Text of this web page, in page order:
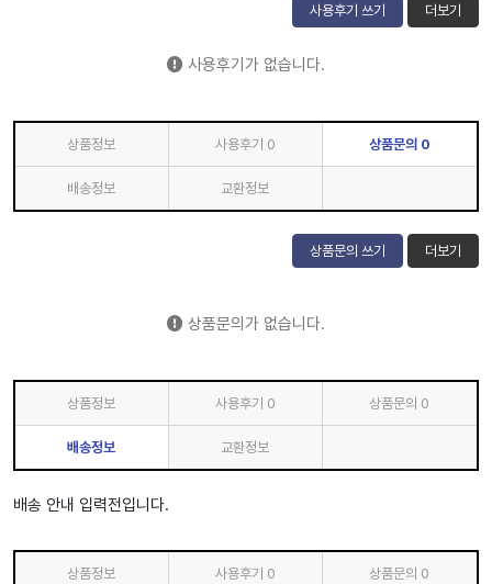
사용후기 쓰기 더보기
사용후기가 없습니다.
상품정보 사용후기 0 상품문의 0
배송정보 교환정보
상품문의 쓰기 더보기
상품문의가 없습니다.
상품정보 사용후기 0 상품문의 0
배송정보 교환정보
배송 안내 입력전입니다.
상품정보 사용후기 0 상품문의 0